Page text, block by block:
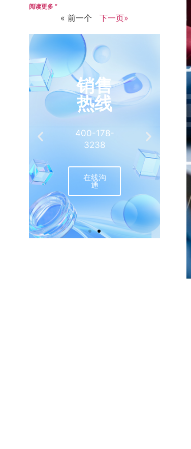
阅读更多 ”
« 前一个 下一页»
推荐
有礼